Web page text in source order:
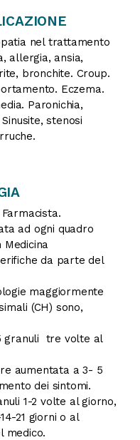
nel trattamento
allergia, ansia,
bronchite. Croup.
Eczema.
Paronichia,
stenosi
ad ogni quadro
da parte del
maggiormente
(CH) sono,
granuli tre volte al
aumentata a 3- 5
dei sintomi.
1-2 volte al giorno,
21 giorni o al
medico.